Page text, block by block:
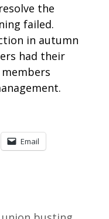
the
failed.
in autumn
had their
Email